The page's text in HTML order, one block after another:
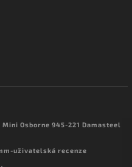
Osborne 945-221 Damasteel
uživatelská recenze